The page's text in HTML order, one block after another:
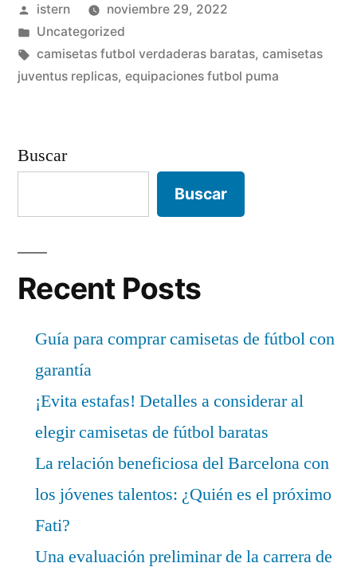
baratas»
Publicado
por
istern
noviembre 29, 2022
Publicado
en
Uncategorized
Etiquetas:
camisetas futbol verdaderas baratas, camisetas
juventus replicas, equipaciones futbol puma
Buscar
Buscar
Recent Posts
Guía para comprar camisetas de fútbol con
garantía
¡Evita estafas! Detalles a considerar al
elegir camisetas de fútbol baratas
La relación beneficiosa del Barcelona con
los jóvenes talentos: ¿Quién es el próximo
Fati?
Una evaluación preliminar de la carrera de